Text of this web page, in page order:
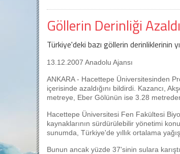
Göllerin Derinliği Azaldı
Türkiye'deki bazı göllerin derinliklerinin
13.12.2007 Anadolu Ajansı
ANKARA - Hacettepe Üniversitesinden
içerisinde azaldığını bildirdi. Kazancı,
metreye, Eber Gölünün ise 3.28
Hacettepe Üniversitesi Fen Fakültesi
kaynaklarının sürdürülebilir yönetimi
sunumda, Türkiye'de yıllık ortalama
Bunun ancak yüzde 37'sinin sulara